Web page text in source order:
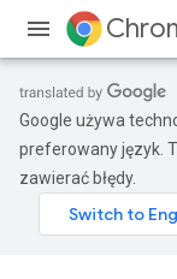
Google używa
preferowany język.
zawierać błędy.